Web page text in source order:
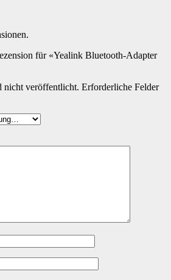
für «Yealink Bluetooth-Adapter
nicht veröffentlicht. Erforderliche Felder